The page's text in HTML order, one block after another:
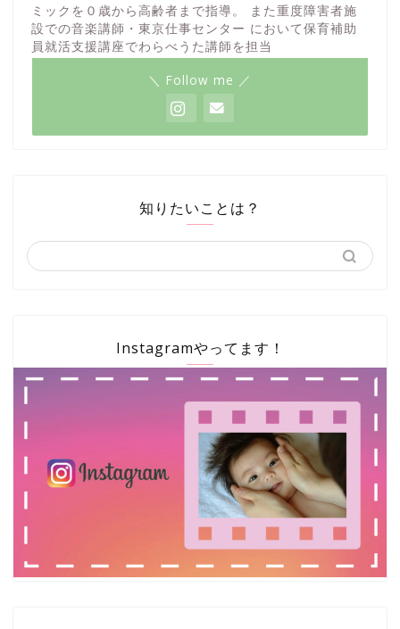
ミックを０歳から高齢者まで指導。 また重度障害者施
設での音楽講師・東京仕事センター において保育補助
員就活支援講座でわらべうた講師を担当
＼ Follow me ／
知りたいことは？
Instagramやってます！